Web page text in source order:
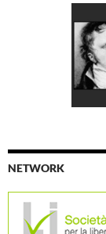
NETWORK